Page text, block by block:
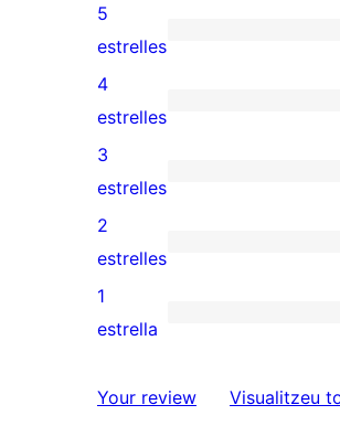
2
valoracions
de
5
estrelles
5
estrelles
0
valoracions
de
4
estrelles
4
estrelles
0
valoracions
de
3
estrelles
3
estrelles
0
valoracions
de
estrelles
2
estrelles
0
de
1
estrella
Your review Visualitzeu